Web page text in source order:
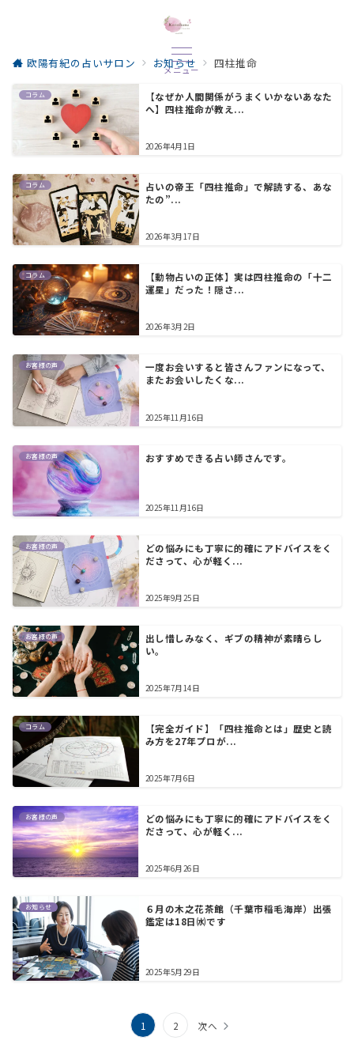
メニュー
欧陽有紀の占いサロン お知らせ 四柱推命
コラム
【なぜか人間関係がうまくいかないあなた
へ】四柱推命が教え...
2026年4月1日
コラム
占いの帝王「四柱推命」で解読する、あな
たの”...
2026年3月17日
コラム
【動物占いの正体】実は四柱推命の「十二
運星」だった！隠さ...
2026年3月2日
お客様の声
一度お会いすると皆さんファンになって、
またお会いしたくな...
2025年11月16日
お客様の声 おすすめできる占い師さんです。
2025年11月16日
お客様の声
どの悩みにも丁寧に的確にアドバイスをく
ださって、心が軽く...
2025年9月25日
お客様の声
出し惜しみなく、ギブの精神が素晴らし
い。
2025年7月14日
コラム
【完全ガイド】「四柱推命とは」歴史と読
み方を27年プロが...
2025年7月6日
お客様の声
どの悩みにも丁寧に的確にアドバイスをく
ださって、心が軽く...
2025年6月26日
お知らせ
６月の木之花茶館（千葉市稲毛海岸）出張
鑑定は18日㈬です
2025年5月29日
1 2 次へ